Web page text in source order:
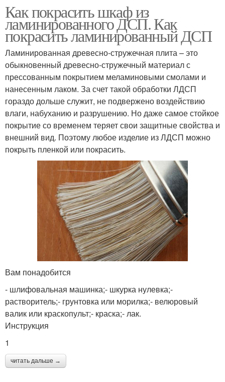
Как покрасить шкаф из
ламинированного ДСП. Как
покрасить ламинированный ДСП
Ламинированная древесно-стружечная плита – это
обыкновенный древесно-стружечный материал с
прессованным покрытием меламиновыми смолами и
нанесенным лаком. За счет такой обработки ЛДСП
гораздо дольше служит, не подвержено воздействию
влаги, набуханию и разрушению. Но даже самое стойкое
покрытие со временем теряет свои защитные свойства и
внешний вид. Поэтому любое изделие из ЛДСП можно
покрыть пленкой или покрасить.
Вам понадобится
- шлифовальная машинка;- шкурка нулевка;-
растворитель;- грунтовка или морилка;- велюровый
валик или краскопульт;- краска;- лак.
Инструкция
1
читать дальше →